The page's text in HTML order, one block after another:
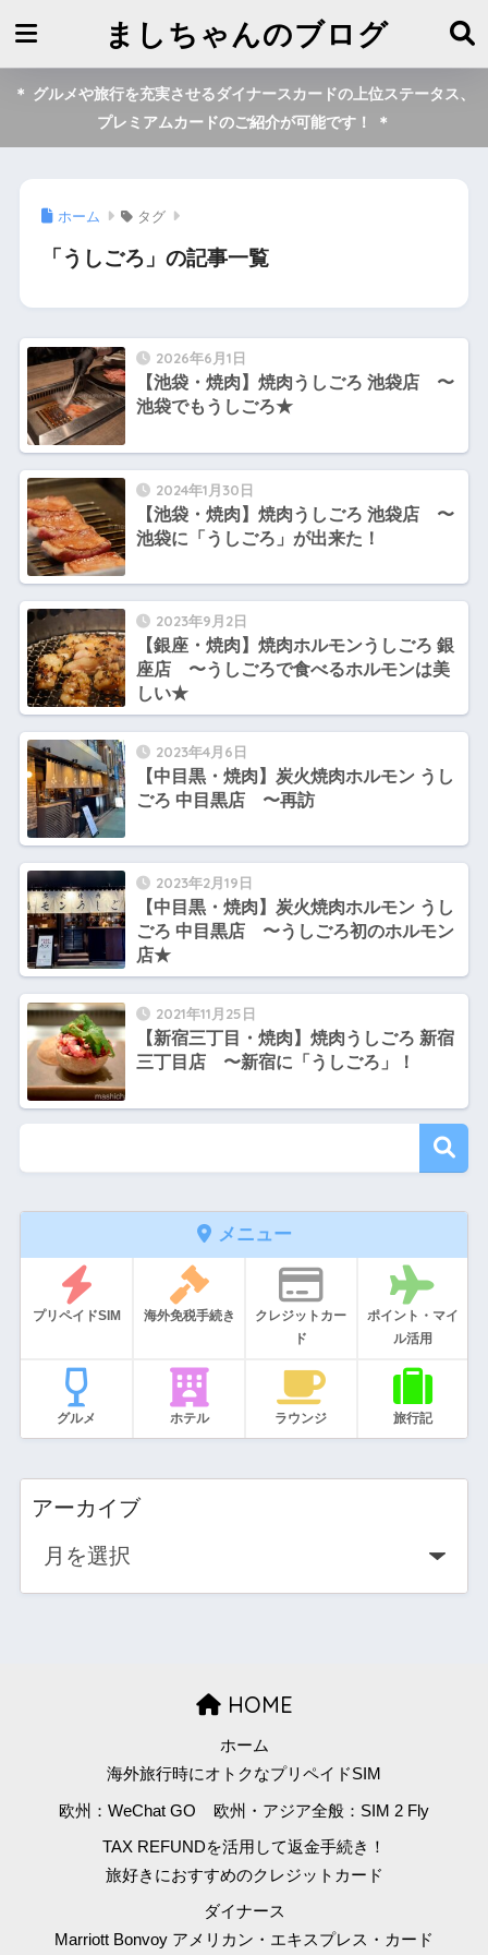
ましちゃんのブログ
＊ グルメや旅行を充実させるダイナースカードの上位ステータス、
プレミアムカードのご紹介が可能です！ ＊
ホーム タグ
「うしごろ」の記事一覧
2026年6月1日
【池袋・焼肉】焼肉うしごろ 池袋店 〜
池袋でもうしごろ★
2024年1月30日
【池袋・焼肉】焼肉うしごろ 池袋店 〜
池袋に「うしごろ」が出来た！
2023年9月2日
【銀座・焼肉】焼肉ホルモンうしごろ 銀
座店 〜うしごろで食べるホルモンは美
しい★
2023年4月6日
【中目黒・焼肉】炭火焼肉ホルモン うし
ごろ 中目黒店 〜再訪
2023年2月19日
【中目黒・焼肉】炭火焼肉ホルモン うし
ごろ 中目黒店 〜うしごろ初のホルモン
店★
2021年11月25日
【新宿三丁目・焼肉】焼肉うしごろ 新宿
三丁目店 〜新宿に「うしごろ」！
メニュー
プリペイドSIM 海外免税手続き
クレジットカー
ド
ポイント・マイ
ル活用
グルメ ホテル ラウンジ 旅行記
アーカイブ
HOME
ホーム
海外旅行時にオトクなプリペイドSIM
欧州：WeChat GO 欧州・アジア全般：SIM 2 Fly
TAX REFUNDを活用して返金手続き！
旅好きにおすすめのクレジットカード
ダイナース
Marriott Bonvoy アメリカン・エキスプレス・カード